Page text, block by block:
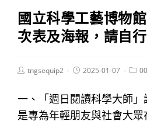
國立科學工藝博物
次表及海報，請自
Posttngsequip2
Post2025-01-07
Post
一、「週日閱讀科學大師
是專為年輕朋友與社會大